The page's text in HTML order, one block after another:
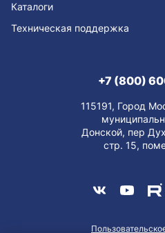
Каталоги
Техническая поддержка
+7 (800)
115191, Город
Донской, пер
стр. 15,